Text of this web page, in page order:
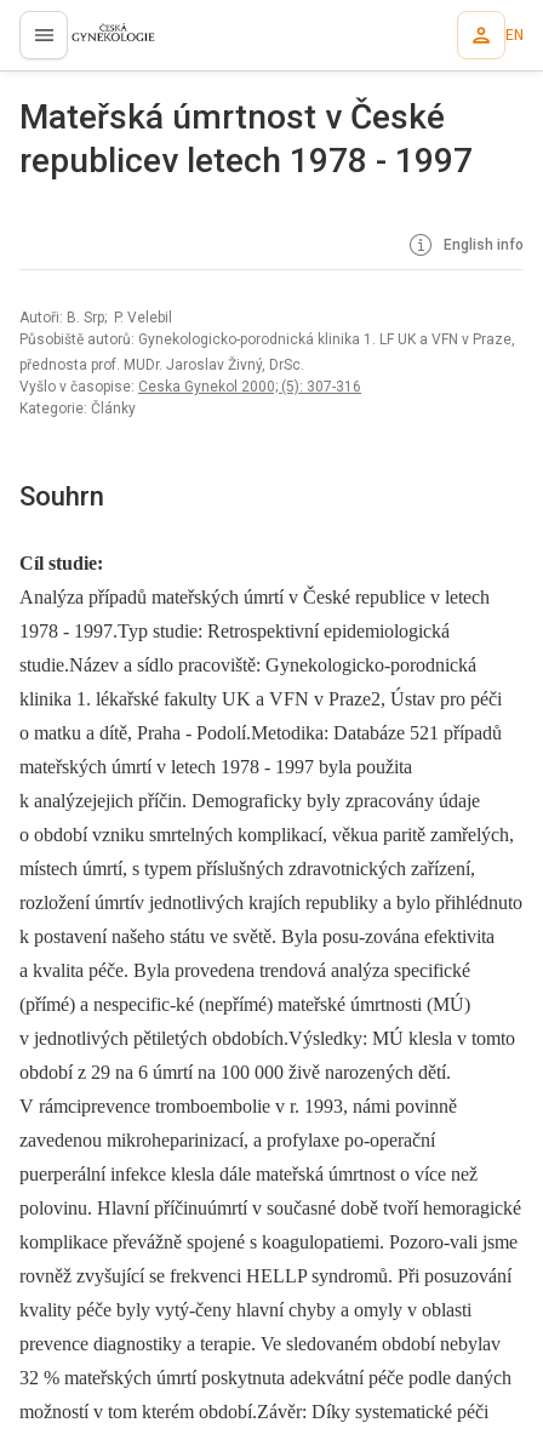
proLékaře.cz EN
Mateřská úmrtnost v České
republicev letech 1978 - 1997
English info
Autoři: B. Srp; P. Velebil
Působiště autorů: Gynekologicko-porodnická klinika 1. LF UK a VFN v Praze,
přednosta prof. MUDr. Jaroslav Živný, DrSc.
Vyšlo v časopise: Ceska Gynekol 2000; (5): 307-316
Kategorie: Články
Souhrn
Cíl studie:
Analýza případů mateřských úmrtí v České republice v letech
1978 -⁠ 1997.Typ studie: Retrospektivní epidemiologická
studie.Název a sídlo pracoviště: Gynekologicko-porodnická
klinika 1. lékařské fakulty UK a VFN v Praze2, Ústav pro péči
o matku a dítě, Praha -⁠ Podolí.Metodika: Databáze 521 případů
mateřských úmrtí v letech 1978 -⁠ 1997 byla použita
k analýzejejich příčin. Demograficky byly zpracovány údaje
o období vzniku smrtelných komplikací, věkua paritě zamřelých,
místech úmrtí, s typem příslušných zdravotnických zařízení,
rozložení úmrtív jednotlivých krajích republiky a bylo přihlédnuto
k postavení našeho státu ve světě. Byla posu-zována efektivita
a kvalita péče. Byla provedena trendová analýza specifické
(přímé) a nespecific-ké (nepřímé) mateřské úmrtnosti (MÚ)
v jednotlivých pětiletých obdobích.Výsledky: MÚ klesla v tomto
období z 29 na 6 úmrtí na 100 000 živě narozených dětí.
V rámciprevence tromboembolie v r. 1993, námi povinně
zavedenou mikroheparinizací, a profylaxe po-operační
puerperální infekce klesla dále mateřská úmrtnost o více než
polovinu. Hlavní příčinuúmrtí v současné době tvoří hemoragické
komplikace převážně spojené s koagulopatiemi. Pozoro-vali jsme
rovněž zvyšující se frekvenci HELLP syndromů. Při posuzování
kvality péče byly vytý-čeny hlavní chyby a omyly v oblasti
prevence diagnostiky a terapie. Ve sledovaném období nebylav
32 % mateřských úmrtí poskytnuta adekvátní péče podle daných
možností v tom kterém období.Závěr: Díky systematické péči